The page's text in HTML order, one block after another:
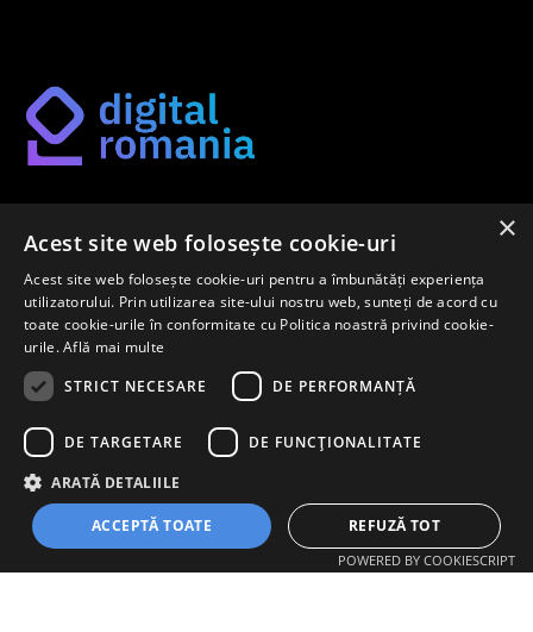
Găsește-ți metoda potrivită de digitalizare pe platforma
Newsletter
Înregistrează-te pentru a afla primul despre cele mai noi
metode de digitalizare pe piața internă.
ÎNREGISTREAZĂ-TE
×
Acest site web folosește cookie-uri
Acest site web folosește cookie-uri pentru a îmbunătăți experiența
utilizatorului. Prin utilizarea site-ului nostru web, sunteți de acord cu
toate cookie-urile în conformitate cu Politica noastră privind cookie-
urile.Află mai multe
STRICT NECESARE
DE PERFORMANȚĂ
DE TARGETARE DE FUNCŢIONALITATE
ARATĂ DETALIILE
ACCEPTĂ TOATE REFUZĂ TOT
POWERED BY COOKIESCRIPT